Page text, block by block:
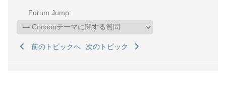
Forum Jump:
前のトピックへ 次のトピック